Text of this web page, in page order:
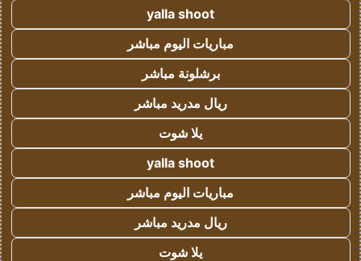
yalla shoot
مباريات اليوم مباشر
برشلونة مباشر
ريال مدريد مباشر
يلا شوت
yalla shoot
مباريات اليوم مباشر
ريال مدريد مباشر
يلا شوت